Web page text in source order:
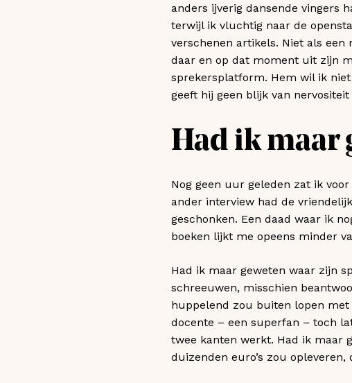
anders ijverig dansende vingers
terwijl ik vluchtig naar de
verschenen artikels. Niet als een
daar en op dat moment uit zijn
sprekersplatform. Hem wil ik
geeft hij geen blijk van nervositeit
Had ik maar
Nog geen uur geleden zat ik
ander interview had de
geschonken. Een daad waar ik
boeken lijkt me opeens minder
Had ik maar geweten waar zijn
schreeuwen, misschien
huppelend zou buiten lopen
docente – een superfan – toch
twee kanten werkt. Had ik maar
duizenden euro’s zou